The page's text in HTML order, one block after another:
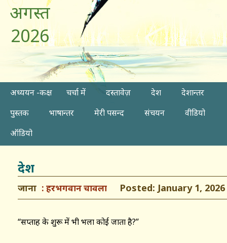
अगस्त
2026
अध्ययन -कक्ष चर्चा में दस्तावेज़ देश
देशान्तर
पुस्तक
भाषान्तर मेरी पसन्द संचयन
वीडियो
ऑडियो
देश
जाना हरभगवान चावला Posted: January 1, 2026
“सप्ताह के शुरू में भी भला कोई जाता है?”